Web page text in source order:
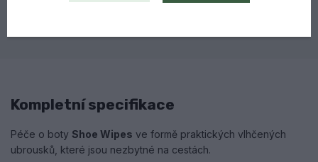
Kompletní specifikace
Péče o boty Shoe Wipes ve formě praktických vlhčených
ubrousků, které jsou nezbytné na cestách.